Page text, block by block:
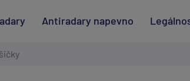
Antiradary napevno